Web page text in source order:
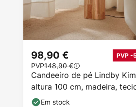
Candeeiro de pé Lindby
altura 100 cm, madeira,
E27
98,90 € PVP -
PVP148,90 €
Em stock